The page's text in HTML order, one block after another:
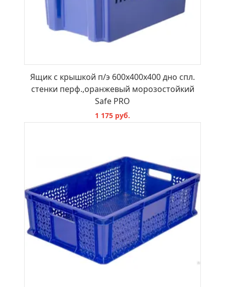
Ящик с крышкой п/э 600х400х400 дно спл.
стенки перф.,оранжевый морозостойкий
Safe PRO
1 175 руб.